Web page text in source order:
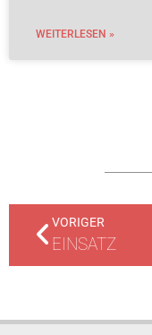
WEITERLESEN »
VORIGER
EINSATZ